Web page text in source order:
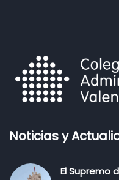
Noticias y
El Supremo